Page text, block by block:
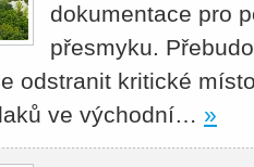
dokumentace pro
přesmyku.
odstranit kritické
ve východní… »